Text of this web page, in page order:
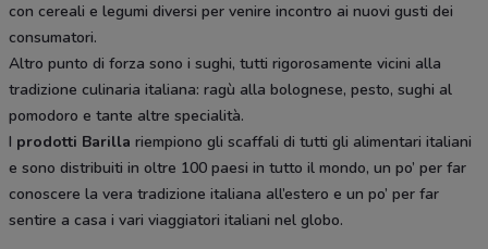
con cereali e legumi diversi per venire incontro ai nuovi gusti dei
consumatori.
Altro punto di forza sono i sughi, tutti rigorosamente vicini alla
tradizione culinaria italiana: ragù alla bolognese, pesto, sughi al
pomodoro e tante altre specialità.
I prodotti Barilla riempiono gli scaffali di tutti gli alimentari italiani
e sono distribuiti in oltre 100 paesi in tutto il mondo, un po’ per far
conoscere la vera tradizione italiana all’estero e un po’ per far
sentire a casa i vari viaggiatori italiani nel globo.